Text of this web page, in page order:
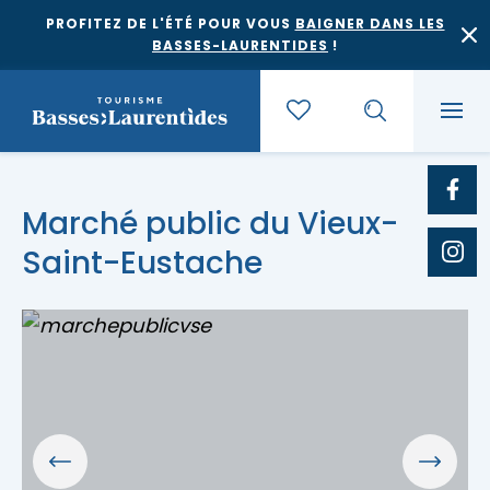
PROFITEZ DE L'ÉTÉ POUR VOUS BAIGNER DANS LES
BASSES-LAURENTIDES !
Quoi faire
Escapades
Marché public du Vieux-
Saint-Eustache